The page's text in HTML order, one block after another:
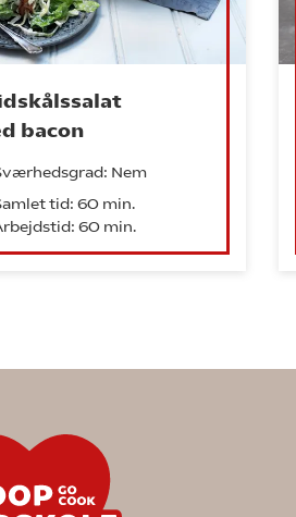
bacon
Nem
tid: 60 min.
60 min.